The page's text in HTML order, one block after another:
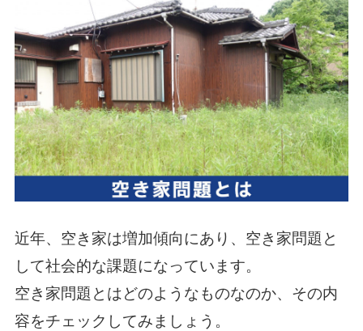
近年、空き家は増加傾向にあり、空き家問題と
して社会的な課題になっています。
空き家問題とはどのようなものなのか、その内
容をチェックしてみましょう。